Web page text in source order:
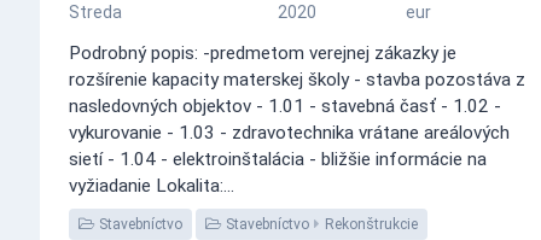
Streda
2020
eur
Podrobný popis: -predmetom verejnej zákazky je
rozšírenie kapacity materskej školy - stavba pozostáva z
nasledovných objektov - 1.01 - stavebná časť - 1.02 -
vykurovanie - 1.03 - zdravotechnika vrátane areálových
sietí - 1.04 - elektroinštalácia - bližšie informácie na
vyžiadanie Lokalita:...
Stavebníctvo Stavebníctvo Rekonštrukcie